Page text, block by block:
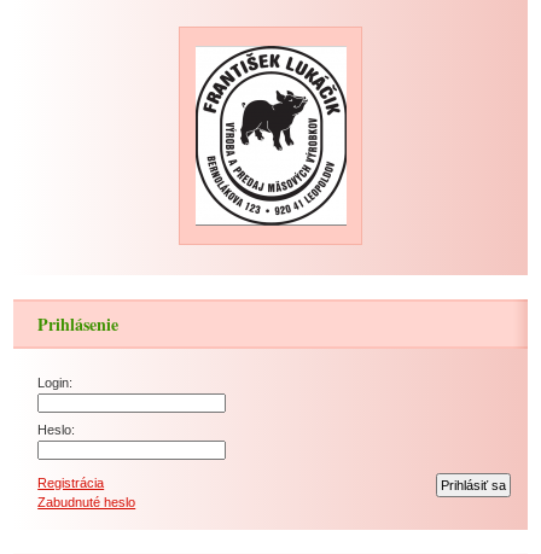
Prihlásenie
Login:
Heslo:
Registrácia
Zabudnuté heslo